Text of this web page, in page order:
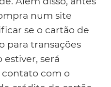
num site
se o cartão de
para transações
estiver, será
com o